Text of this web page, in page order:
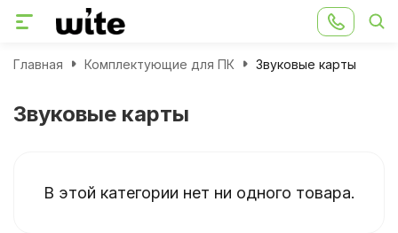
Главная Комплектующие для ПК Звуковые карты
Звуковые карты
В этой категории нет ни одного товара.